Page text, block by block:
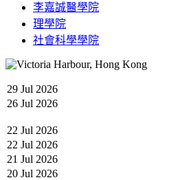
李嘉誠醫學院
理學院
社會科學學院
29 Jul 2026
26 Jul 2026
22 Jul 2026
22 Jul 2026
21 Jul 2026
20 Jul 2026